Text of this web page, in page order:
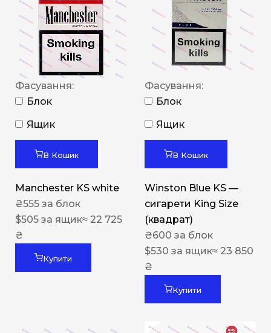
Фасування:
Блок
Ящик
В Кошик
Manchester KS white
₴555 за блок
$505 за ящик≈ 22 725
₴
Купити
Фасування:
Блок
Ящик
В Кошик
Winston Blue KS —
сигарети King Size
(квадрат)
₴600 за блок
$530 за ящик≈ 23 850
₴
Купити